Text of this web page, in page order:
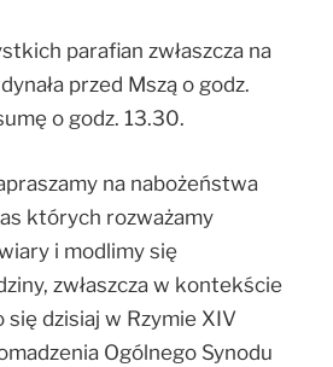
parafian zwłaszcza na
przed Mszą o godz.
o godz. 13.30.
na nabożeństwa
których rozważamy
i modlimy się
zwłaszcza w kontekście
się dzisiaj w Rzymie XIV
Ogólnego Synodu